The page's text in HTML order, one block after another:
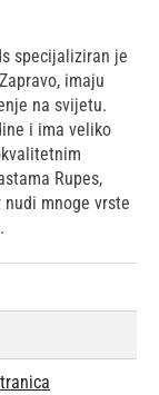
specijaliziran je
imaju
na svijetu.
i ima veliko
Rupes,
mnoge vrste